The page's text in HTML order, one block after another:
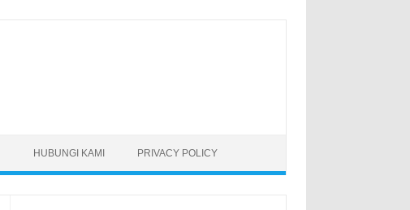
HUBUNGI KAMI PRIVACY POLICY